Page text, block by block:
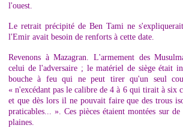
l'ouest.
Le retrait précipité de Ben Tami ne
l'Emir avait besoin de renforts à cette date.
Revenons à Mazagran. L'armement des
celui de l'adversaire ; le matériel de siège était
bouche à feu qui ne peut tirer qu'un seul
« n'excédant pas le calibre de 4 à 6 qui tirait à six
et que dès lors il ne pouvait faire que des trous
praticables... ». Ces pièces étaient montées sur
plaines.